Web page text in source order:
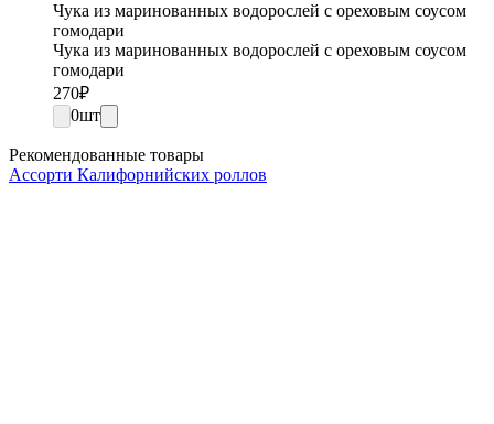
Чука из маринованных водорослей с ореховым соусом
гомодари
Чука из маринованных водорослей с ореховым соусом
гомодари
270₽
0шт
Рекомендованные товары
Ассорти Калифорнийских роллов